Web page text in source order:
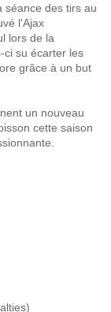
séance des tirs au
l'Ajax
lors de la
ci su écarter les
grâce à un but
un nouveau
cette saison